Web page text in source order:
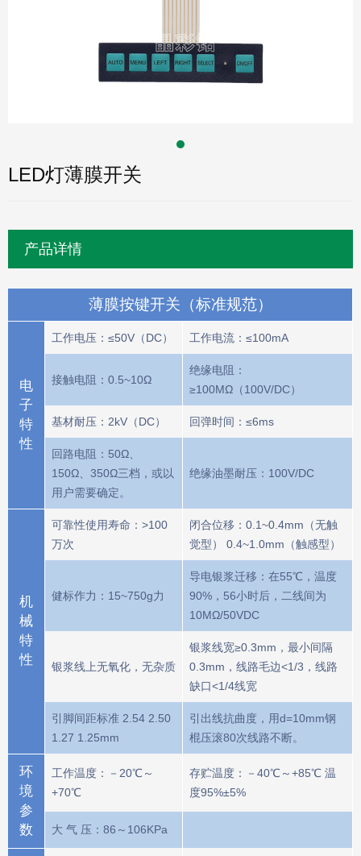
LED灯薄膜开关
产品详情
薄膜按键开关（标准规范）
电
子
特
性
工作电压：≤50V（DC） 工作电流：≤100mA
接触电阻：0.5~10Ω
绝缘电阻：
≥100MΩ（100V/DC）
基材耐压：2kV（DC） 回弹时间：≤6ms
回路电阻：50Ω、
150Ω、350Ω三档，或以
用户需要确定。
绝缘油墨耐压：100V/DC
机
械
特
性
可靠性使用寿命：>100
万次
闭合位移：0.1~0.4mm（无触
觉型） 0.4~1.0mm（触感型）
健标作力：15~750g力
导电银浆迁移：在55℃，温度
90%，56小时后，二线间为
10MΩ/50VDC
银浆线上无氧化，无杂质
银浆线宽≥0.3mm，最小间隔
0.3mm，线路毛边<1/3，线路
缺口<1/4线宽
引脚间距标准 2.54 2.50
1.27 1.25mm
引出线抗曲度，用d=10mm钢
棍压滚80次线路不断。
环
境
参
数
工作温度：－20℃～
+70℃
存贮温度：－40℃～+85℃ 温
度95%±5%
大 气 压：86～106KPa